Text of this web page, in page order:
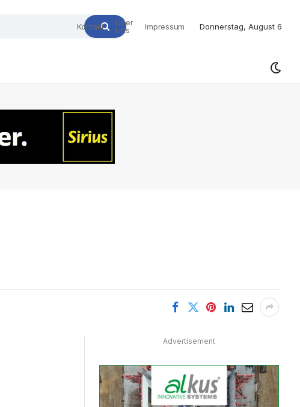
Kontakt
Über
Uns
Impressum Donnerstag, August 6
Advertisement